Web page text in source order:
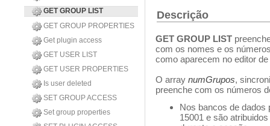
GET GROUP LIST
GET GROUP PROPERTIES
Get plugin access
GET USER LIST
GET USER PROPERTIES
Is user deleted
SET GROUP ACCESS
Set group properties
Descrição
GET GROUP LIST
com os nomes e os
como aparecem no editor
O array numGrupos,
preenche com os números
Nos bancos de
15001 e são